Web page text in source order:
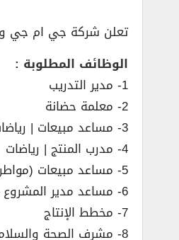
تعلن شركة جي ام جي
الوظائف المطلوبة :
1- مدير التدريب
2- معلمة حضانة
3- مساعد مبيعات | رياضات
4- مدرب المنتج | رياضات
5- مساعد مبيعات (مواطن إماراتي)
6- مساعد مدير المشروع – البيع بالتجزئة
7- مخطط الإنتاج
8- مشرف الصحة والسلامة